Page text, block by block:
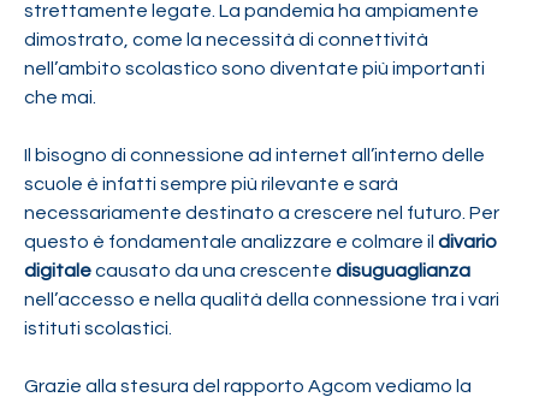
strettamente legate. La pandemia ha ampiamente
dimostrato, come la necessità di connettività
nell’ambito scolastico sono diventate più importanti
che mai.
Il bisogno di connessione ad internet all’interno delle
scuole è infatti sempre più rilevante e sarà
necessariamente destinato a crescere nel futuro. Per
questo è fondamentale analizzare e colmare il divario
digitalecausato da una crescente disuguaglianza
nell’accesso e nella qualità della connessione tra i vari
istituti scolastici.
Grazie alla stesura del rapporto Agcom vediamo la